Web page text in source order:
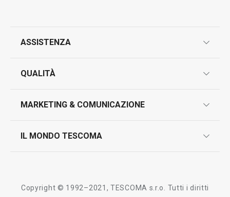
ASSISTENZA
contatti
QUALITÀ
test sui prodotti
MARKETING & COMUNICAZIONE
IL MONDO TESCOMA
Copyright © 1992–2021, TESCOMA s.r.o. Tutti i diritti